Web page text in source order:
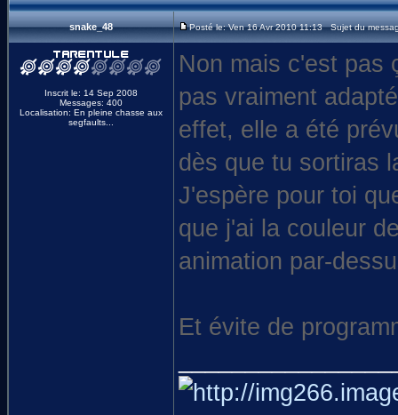
snake_48 Posté le: Ven 16 Avr 2010 11:13 Sujet du
Inscrit le: 14 Sep 2008
Messages: 400
Localisation: En pleine chasse aux
segfaults...
Non mais c'est pas
pas vraiment
effet, elle a été
dès que tu sortiras
J'espère pour toi
que j'ai la couleur
animation par-
Et évite de